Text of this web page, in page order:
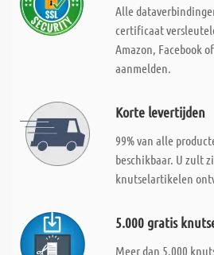
Alle
certificaat
Amazon, Facebook
aanmelden.
Korte levertijden
99% van alle
beschikbaar. U zult
knutselartikelen
5.000 gratis
Meer dan 5.000